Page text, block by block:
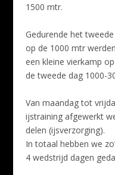
1500 mtr.
Gedurende het
op de 1000 mtr
een kleine vierkamp
de tweede dag 1000-
Van maandag tot
ijstraining afgewerkt
delen (ijsverzorging).
In totaal hebben we
4 wedstrijd dagen